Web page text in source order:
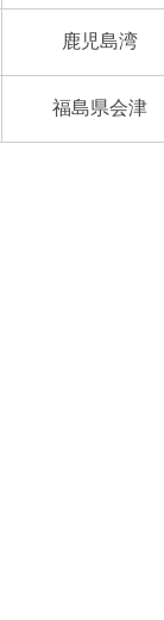
鹿児島湾
福島県会津